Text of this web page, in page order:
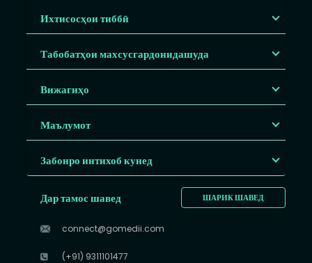
Ихтисосҳои тиббӣ
Табобатҳои махсусгардонидашуда
Вижагиҳо
Маълумот
Забонро интихоб кунед
ШАРИК ШАВЕД
Дар тамос шавед
connect@gomedii.com
(+91) 9311101477